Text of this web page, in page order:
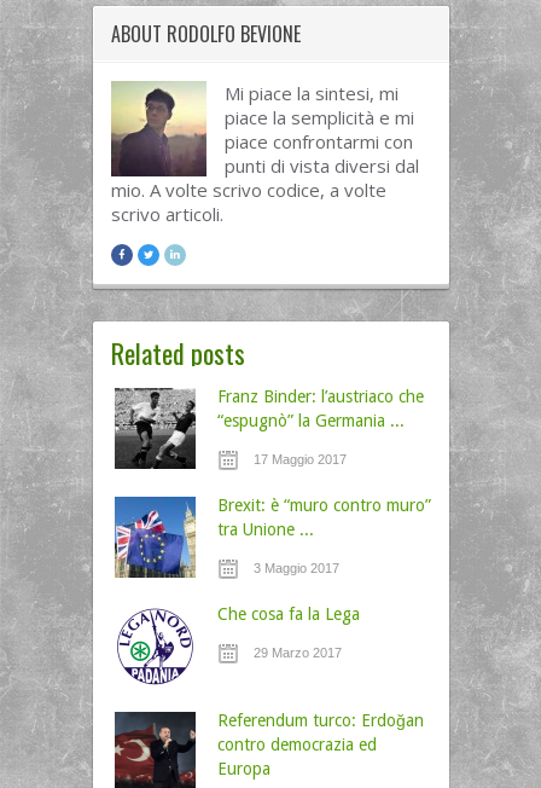
ABOUT RODOLFO BEVIONE
Mi piace la sintesi, mi
piace la semplicità e mi
piace confrontarmi con
punti di vista diversi dal
mio. A volte scrivo codice, a volte
scrivo articoli.
Related posts
Franz Binder: l’austriaco che
“espugnò” la Germania ...
17 Maggio 2017
Brexit: è “muro contro muro”
tra Unione ...
3 Maggio 2017
Che cosa fa la Lega
29 Marzo 2017
Referendum turco: Erdoğan
contro democrazia ed
Europa